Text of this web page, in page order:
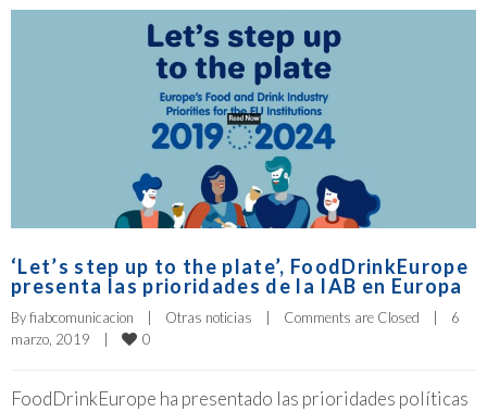
‘Let’s step up to the plate’, FoodDrinkEurope
presenta las prioridades de la IAB en Europa
By fiabcomunicacion Otras noticias Comments are Closed
6
marzo, 2019
0
FoodDrinkEurope ha presentado las prioridades políticas